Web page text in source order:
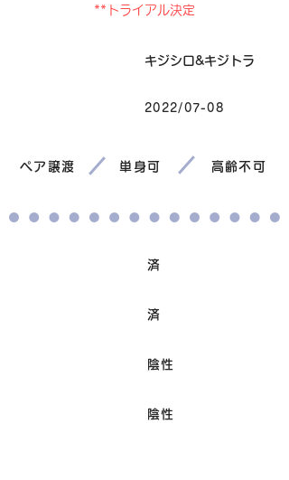
**トライアル決定
キジシロ&キジトラ
2022/07-08
ペア譲渡 単身可 高齢不可
済
済
陰性
陰性